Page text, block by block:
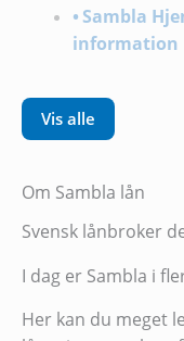
Sambla
information
Vis alle
Om Sambla lån
Svensk lånbroker
I dag er Sambla i
Her kan du meget